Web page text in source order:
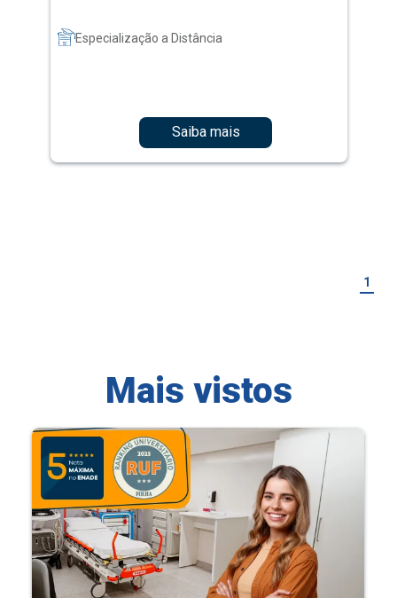
Especialização a Distância
Saiba mais
1
Mais vistos